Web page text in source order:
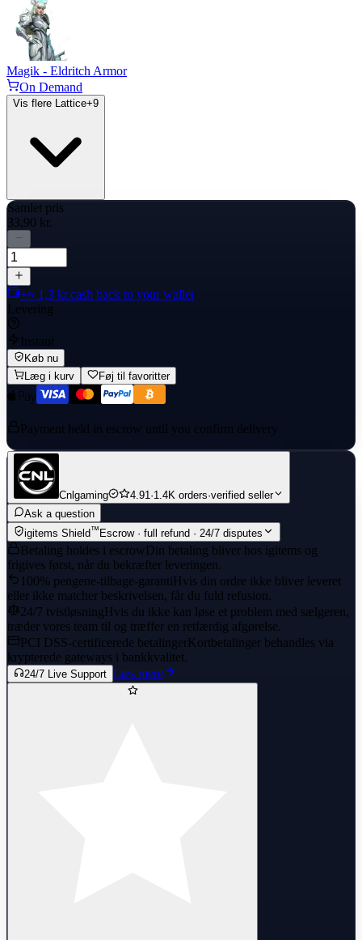
Magik - Eldritch Armor
On Demand
Vis flere Lattice+9
Samlet pris
33,90 kr.
+≈ 1,3 kr.cash back to your wallet
Levering
Instant
Køb nu
Læg i kurv
Føj til favoritter
Payment held in escrow until you confirm delivery
Cnlgaming 4.91·1.4K orders·verified seller
Ask a question
igitems Shield™Escrow · full refund · 24/7 disputes
Betaling holdes i escrowDin betaling bliver hos igitems og
frigives først, når du bekræfter leveringen.
100% pengene-tilbage-garantiHvis din ordre ikke bliver leveret
eller ikke matcher beskrivelsen, får du fuld refusion.
24/7 tvistløsningHvis du ikke kan løse et problem med sælgeren,
træder vores team til og træffer en retfærdig afgørelse.
PCI DSS-certificerede betalingerKortbetalinger behandles via
krypterede gateways i bankkvalitet.
24/7 Live Support Læs mere